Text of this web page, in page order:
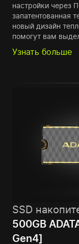
настройки через
запатентованная
новый дизайн
помогут вам
Узнать больше
SSD
500GB
Gen4]